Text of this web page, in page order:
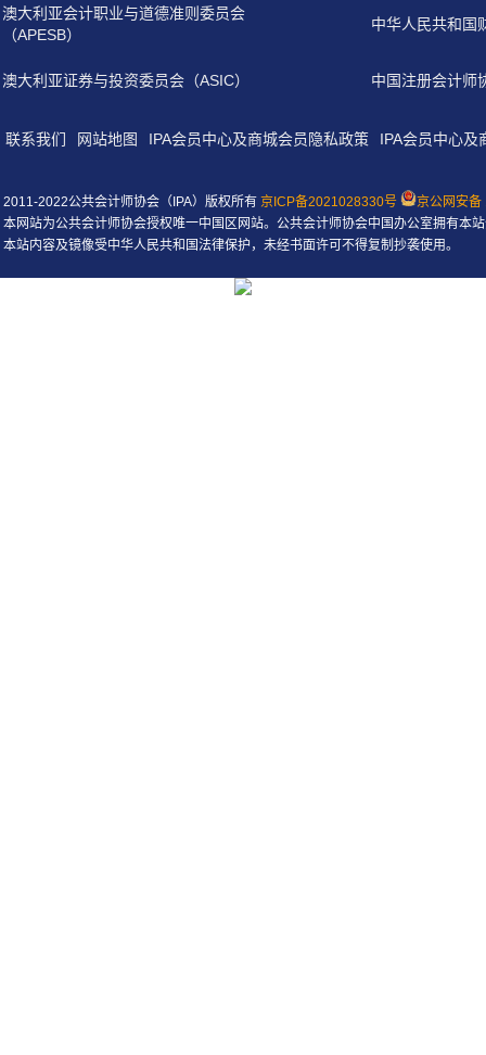
澳大利亚会计职业与道德准则委员会
（APESB）
中华人民共和国
澳大利亚证券与投资委员会（ASIC） 中国注册会计师
联系我们 网站地图 IPA会员中心及商城会员隐私政策 IPA会员中心及
2011-2022公共会计师协会（IPA）版权所有 京ICP备2021028330号
京公网安
本网站为公共会计师协会授权唯一中国区网站。公共会计师协会中国办公室拥有本
本站内容及镜像受中华人民共和国法律保护，未经书面许可不得复制抄袭使用。